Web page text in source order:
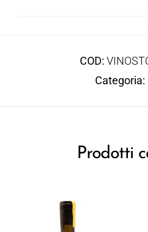
COD:
Categoria:
Prodotti